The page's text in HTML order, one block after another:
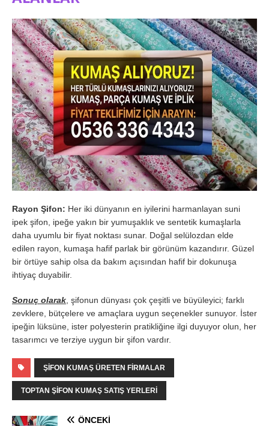
Rayon Şifon: Her iki dünyanın en iyilerini harmanlayan suni
ipek şifon, ipeğe yakın bir yumuşaklık ve sentetik kumaşlarla
daha uyumlu bir fiyat noktası sunar. Doğal selülozdan elde
edilen rayon, kumaşa hafif parlak bir görünüm kazandırır. Güzel
bir örtüye sahip olsa da bakım açısından hafif bir dokunuşa
ihtiyaç duyabilir.
Sonuç olarak, şifonun dünyası çok çeşitli ve büyüleyici; farklı
zevklere, bütçelere ve amaçlara uygun seçenekler sunuyor. İster
ipeğin lüksüne, ister polyesterin pratikliğine ilgi duyuyor olun, her
tasarımcı ve terziye uygun bir şifon vardır.
ŞIFON KUMAŞ ÜRETEN FIRMALAR
TOPTAN ŞIFON KUMAŞ SATIŞ YERLERI
ÖNCEKI